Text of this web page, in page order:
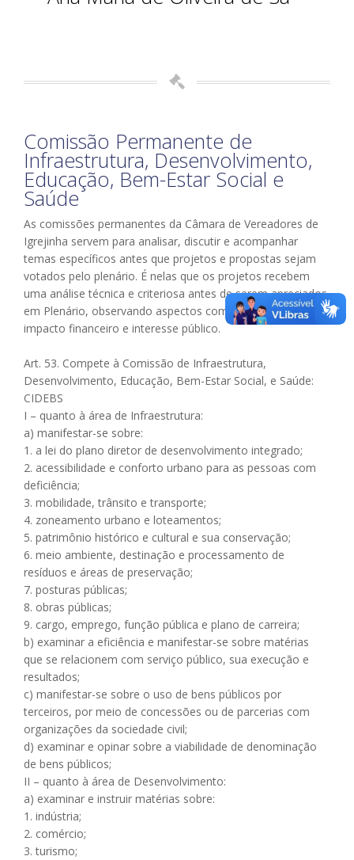
Comissão Permanente de
Infraestrutura, Desenvolvimento,
Educação, Bem-Estar Social e
Saúde
As comissões permanentes da Câmara de Vereadores de
Igrejinha servem para analisar, discutir e acompanhar
temas específicos antes que projetos e propostas sejam
votados pelo plenário. É nelas que os projetos recebem
uma análise técnica e criteriosa antes de serem apreciados
em Plenário, observando aspectos como legalidade,
impacto financeiro e interesse público.
Art. 53. Compete à Comissão de Infraestrutura,
Desenvolvimento, Educação, Bem-Estar Social, e Saúde:
CIDEBS
I – quanto à área de Infraestrutura:
a) manifestar-se sobre:
1. a lei do plano diretor de desenvolvimento integrado;
2. acessibilidade e conforto urbano para as pessoas com
deficiência;
3. mobilidade, trânsito e transporte;
4. zoneamento urbano e loteamentos;
5. patrimônio histórico e cultural e sua conservação;
6. meio ambiente, destinação e processamento de
resíduos e áreas de preservação;
7. posturas públicas;
8. obras públicas;
9. cargo, emprego, função pública e plano de carreira;
b) examinar a eficiência e manifestar-se sobre matérias
que se relacionem com serviço público, sua execução e
resultados;
c) manifestar-se sobre o uso de bens públicos por
terceiros, por meio de concessões ou de parcerias com
organizações da sociedade civil;
d) examinar e opinar sobre a viabilidade de denominação
de bens públicos;
II – quanto à área de Desenvolvimento:
a) examinar e instruir matérias sobre:
1. indústria;
2. comércio;
3. turismo;